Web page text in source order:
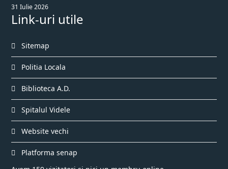
31 Iulie 2026
Link-uri utile
Sitemap
Politia Locala
Biblioteca A.D.
Spitalul Videle
Website vechi
Platforma senap